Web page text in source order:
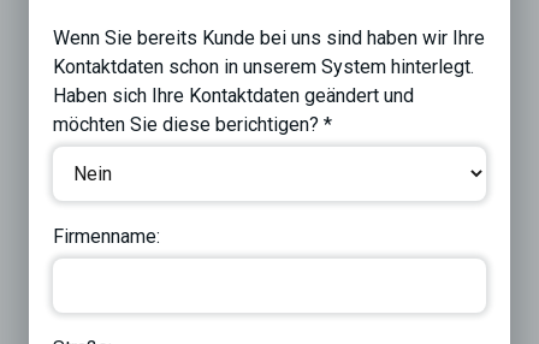
Wenn Sie bereits Kunde bei uns sind haben wir Ihre
Kontaktdaten schon in unserem System hinterlegt.
Haben sich Ihre Kontaktdaten geändert und
möchten Sie diese berichtigen? *
Firmenname: